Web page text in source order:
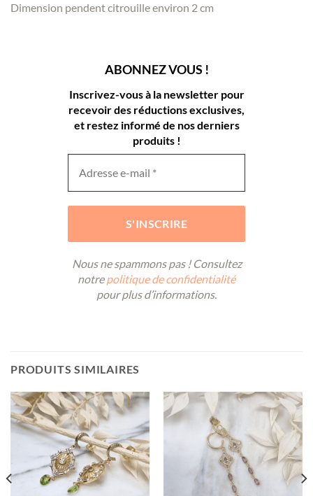
Dimension pendent citrouille environ 2 cm
ABONNEZ VOUS !
Inscrivez-vous à la newsletter pour
recevoir des réductions exclusives,
et restez informé de nos derniers
produits !
Nous ne spammons pas ! Consultez
notrepolitique de confidentialité
pour plus d’informations.
PRODUITS SIMILAIRES